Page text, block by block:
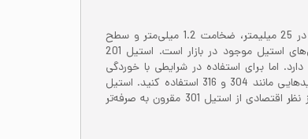
پروفیل استیل 201 یا 1.4372 با سایز 25 در 25 میلیمتر، ضخامت 1.2 میلی‌متر و سطح
براق یکی از مقرون به صرفه‌ترین پروفیل‌های استیل موجود در بازار است. استیل 201
اما برای استفاده در شرایطی با خوردگی
بسیار بالا مناسب نیست و بهتر است از گریدهایی مانند 304 و 316 استفاده کنید. استیل
201 شباهت زیادی به استیل 301 دارد اما از نظر اقتصادی از استیل 301 مقرون به صرفه‌تر